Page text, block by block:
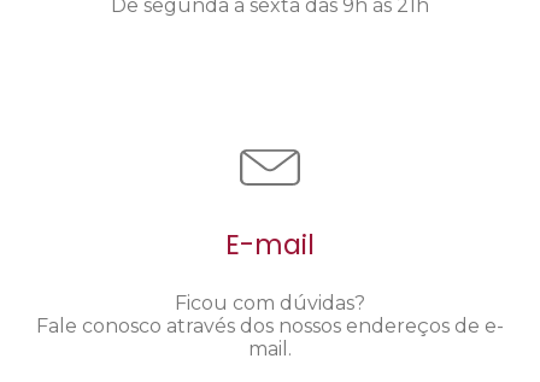
De segunda a sexta das 9h às 21h
E-mail
Ficou com dúvidas?
Fale conosco através dos nossos endereços de e-
mail.